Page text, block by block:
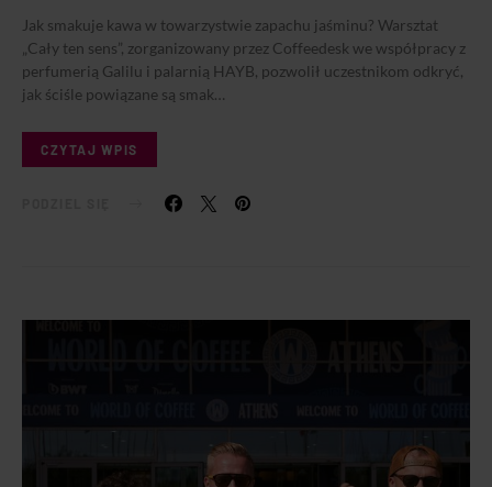
Jak smakuje kawa w towarzystwie zapachu jaśminu? Warsztat
„Cały ten sens”, zorganizowany przez Coffeedesk we współpracy z
perfumerią Galilu i palarnią HAYB, pozwolił uczestnikom odkryć,
jak ściśle powiązane są smak…
CZYTAJ WPIS